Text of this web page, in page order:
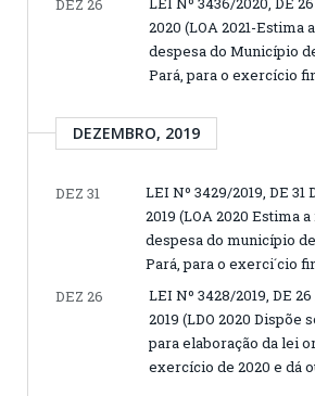
DEZ 26
2020 (LOA 2021-Estima
despesa do Município
Pará, para o exercício
DEZEMBRO, 2019
DEZ 31
LEI Nº 3429/2019, DE 31
2019 (LOA 2020 Estima
despesa do município
Pará, para o exerci´cio
DEZ 26
LEI Nº 3428/2019, DE
2019 (LDO 2020 Dispõe
para elaboração da lei
exercício de 2020 e dá